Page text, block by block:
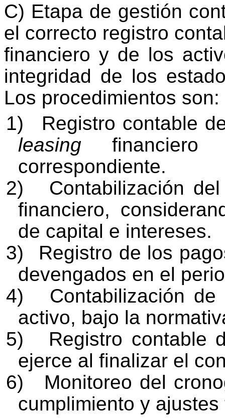
C) Etapa de gestión
el correcto registro
financiero y de los
integridad de los
Los procedimientos son:
1)
Registro contable
leasing financiero
correspondiente.
2)
Contabilización
financiero,
de capital e intereses.
3)
Registro de los
devengados en el
4)
Contabilización
activo, bajo la
5)
Registro contable
ejerce al finalizar el
6)
Monitoreo del
cumplimiento y